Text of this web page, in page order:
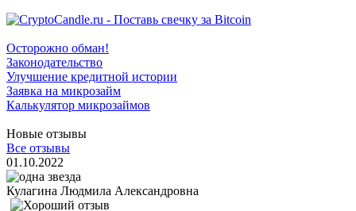
Осторожно обман!
Законодательство
Улучшение кредитной истории
Заявка на микрозайм
Калькулятор микрозаймов
Новые отзывы
Все отзывы
01.10.2022
Кулагина Людмила Александровна